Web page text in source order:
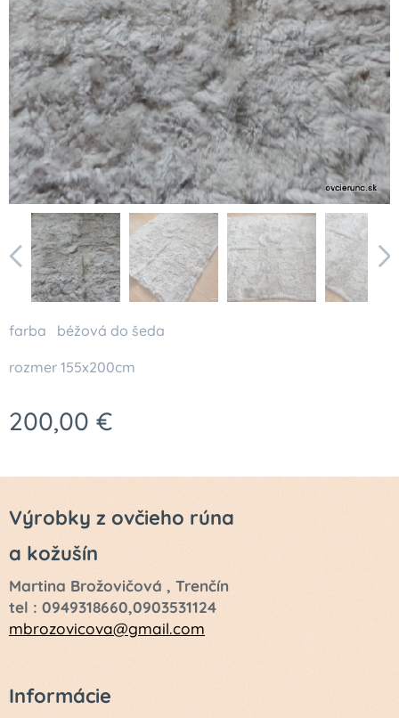
farba béžová do šeda
rozmer 155x200cm
200,00 €
Výrobky z ovčieho rúna
a kožušín
Martina Brožovičová , Trenčín
tel : 0949318660,0903531124
mbrozovicova@gmail.com
Informácie